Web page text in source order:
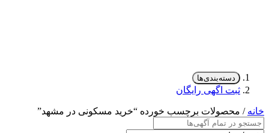
دسته‌بندی‌ها
ثبت اگهی رایگان
خانه / محصولات برچسب خورده “خرید مسکونی در مشهد”